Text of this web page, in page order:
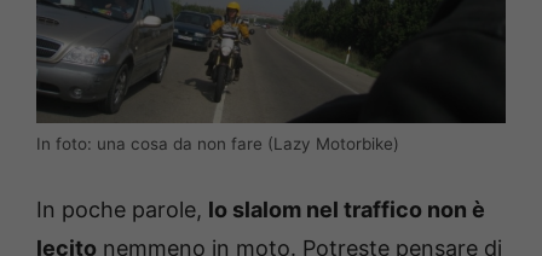
In foto: una cosa da non fare (Lazy Motorbike)
In poche parole, lo slalom nel traffico non è
lecito nemmeno in moto. Potreste pensare di